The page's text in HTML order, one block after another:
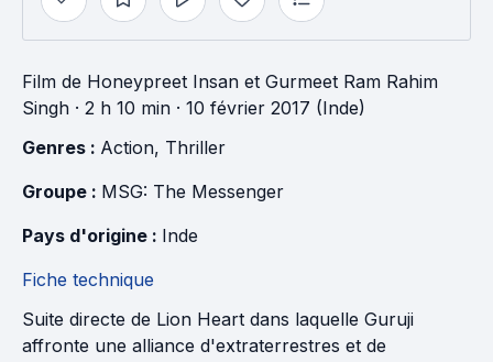
Film de Honeypreet Insan et Gurmeet Ram Rahim
Singh · 2 h 10 min · 10 février 2017 (Inde)
Genres : Action, Thriller
Groupe : MSG: The Messenger
Pays d'origine : Inde
Fiche technique
Suite directe de Lion Heart dans laquelle Guruji
affronte une alliance d'extraterrestres et de